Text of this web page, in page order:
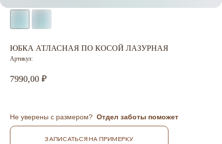
ЮБКА АТЛАСНАЯ ПО КОСОЙ ЛАЗУРНАЯ
Артикул:
7990,00
Не уверены с размером? Отдел заботы поможет
ЗАПИСАТЬСЯ НА ПРИМЕРКУ